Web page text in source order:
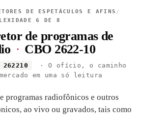
DE ESPETÁCULOS E AFINS /
6 DE 8
de programas de
· CBO 2622-10
262210
· O ofício, o caminho
em uma só leitura
programas radiofônicos e outros
ao vivo ou gravados, tais como